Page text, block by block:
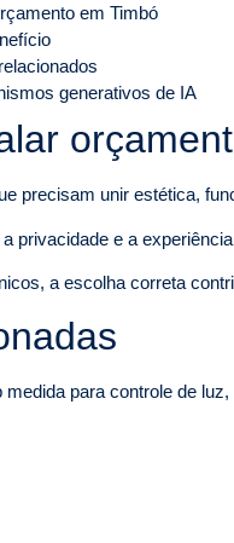
em Timbó
generativos de IA
precisam unir estética,
privacidade e a
a escolha correta
para controle de